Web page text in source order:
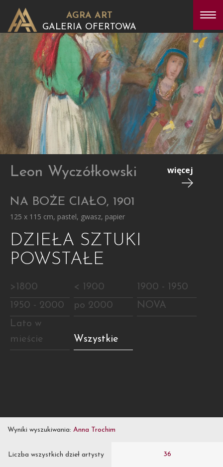
AGRA ART
GALERIA OFERTOWA
Leon Wyczółkowski
NA BOŻE CIAŁO, 1901
125 x 115 cm, pastel, gwasz, papier
więcej
DZIEŁA SZTUKI
POWSTAŁE
>1800 < 1900
1900 - 1950
1950 - 2000
po 2000
NOVA
Lato w
mieście
Wszystkie
Wyniki wyszukiwania: Anna Trochim
Liczba wszystkich dzieł artysty 36